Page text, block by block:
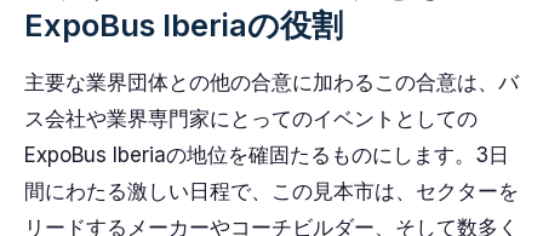
ExpoBus Iberiaの役割
主要な業界団体との他の合意に加わるこの合意は、バ
ス会社や業界専門家にとってのイベントとしての
ExpoBus Iberiaの地位を確固たるものにします。3日
間にわたる激しい日程で、この見本市は、セクターを
リードするメーカーやコーチビルダー、そして数多く